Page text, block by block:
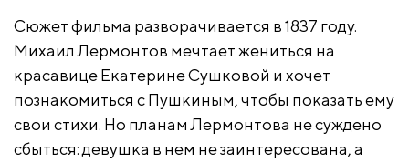
Сюжет фильма разворачивается в 1837 году.
Михаил Лермонтов мечтает жениться на
красавице Екатерине Сушковой и хочет
познакомиться с Пушкиным, чтобы показать ему
свои стихи. Но планам Лермонтова не суждено
сбыться: девушка в нем не заинтересована, а